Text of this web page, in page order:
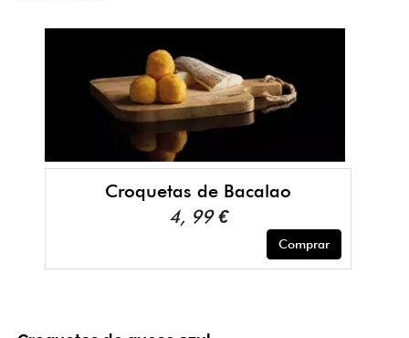
Croquetas de Bacalao
4, 99 €
Comprar